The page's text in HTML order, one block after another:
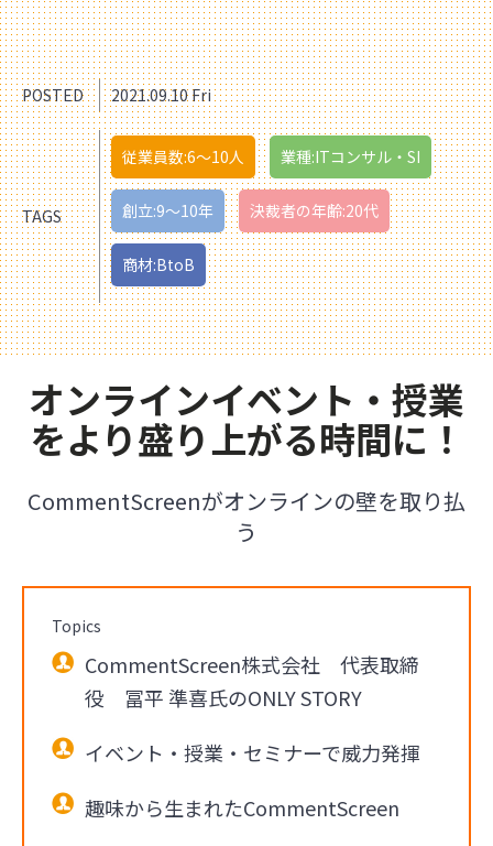
POSTED 2021.09.10 Fri
TAGS
従業員数:6～10人 業種:ITコンサル・SI
創立:9〜10年 決裁者の年齢:20代
商材:BtoB
オンラインイベント・授業
をより盛り上がる時間に！
CommentScreenがオンラインの壁を取り払
う
Topics
CommentScreen株式会社 代表取締
役 冨平 準喜氏のONLY STORY
イベント・授業・セミナーで威力発揮
趣味から生まれたCommentScreen